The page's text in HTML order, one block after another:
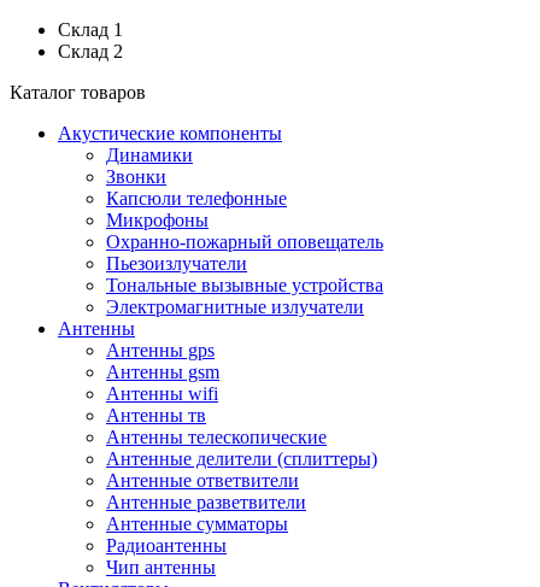
Склад 1
Склад 2
Каталог товаров
Акустические компоненты
Динамики
Звонки
Капсюли телефонные
Микрофоны
Охранно-пожарный оповещатель
Пьезоизлучатели
Тональные вызывные устройства
Электромагнитные излучатели
Антенны
Антенны gps
Антенны gsm
Антенны wifi
Антенны тв
Антенны телескопические
Антенные делители (сплиттеры)
Антенные ответвители
Антенные разветвители
Антенные сумматоры
Радиоантенны
Чип антенны